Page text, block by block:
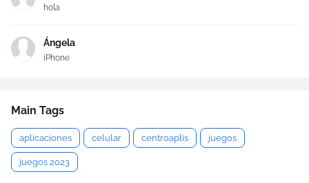
hola
Ángela
iPhone
Main Tags
aplicaciones celular centroaplis juegos
juegos 2023